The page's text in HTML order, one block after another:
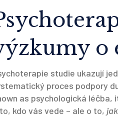
o
studie ukazují
proces podpory
as psychologická léčba,
kdo vás vede – ale o to, jak